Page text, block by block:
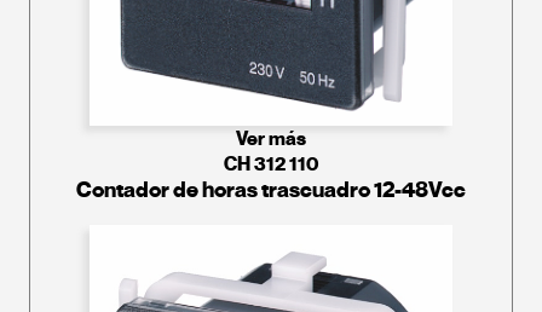
Ver más
CH 312 110
Contador de horas trascuadro 12-48Vcc